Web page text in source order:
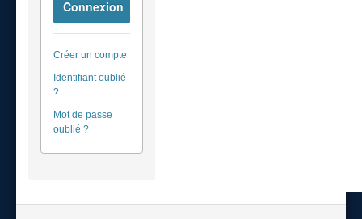
Connexion
Créer un compte
Identifiant oublié
?
Mot de passe
oublié ?